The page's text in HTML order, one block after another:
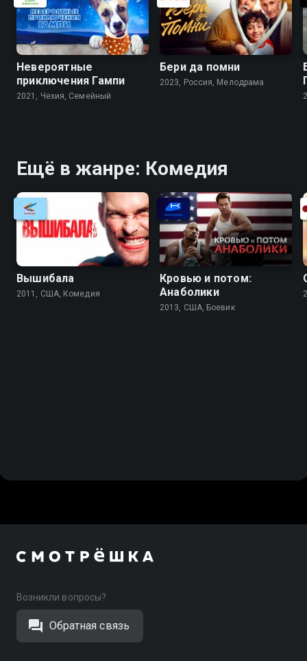
Невероятные
приключения Гампи
2021, Чехия, Cемейный
Бери да помни
2023, Россия, Мелодрама
Ещё в жанре: Комедия
Вышибала
2011, США, Комедия
Кровью и потом:
Анаболики
2013, США, Боевик
Возникли вопросы?
Обратная связь